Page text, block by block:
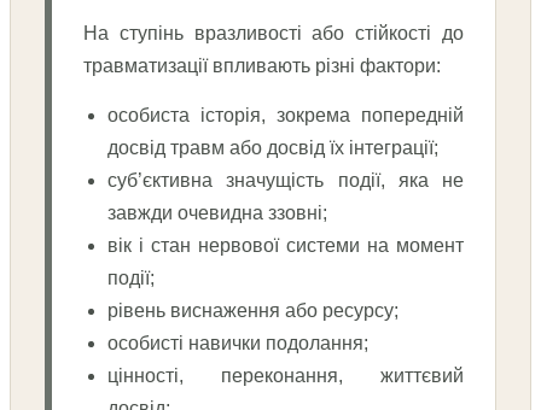
На ступінь вразливості або стійкості до
травматизації впливають різні фактори:
особиста історія, зокрема попередній
досвід травм або досвід їх інтеграції;
суб’єктивна значущість події, яка не
завжди очевидна ззовні;
вік і стан нервової системи на момент
події;
рівень виснаження або ресурсу;
особисті навички подолання;
цінності, переконання, життєвий